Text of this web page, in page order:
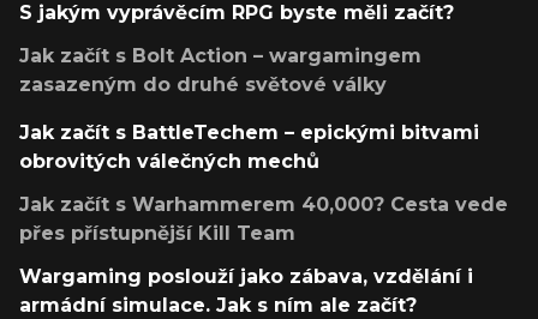
S jakým vyprávěcím RPG byste měli začít?
Jak začít s Bolt Action – wargamingem
zasazeným do druhé světové války
Jak začít s BattleTechem – epickými bitvami
obrovitých válečných mechů
Jak začít s Warhammerem 40,000? Cesta vede
přes přístupnější Kill Team
Wargaming poslouží jako zábava, vzdělání i
armádní simulace. Jak s ním ale začít?